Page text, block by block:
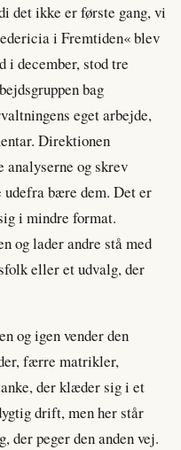
det ikke er første gang, vi
i Fremtiden« blev
i december, stod tre
bag
eget arbejde,
Direktionen
og skrev
udefra bære dem. Det er
i mindre format.
og lader andre stå med
eller et udvalg, der
og igen vender den
færre matrikler,
der klæder sig i et
drift, men her står
der peger den anden vej.